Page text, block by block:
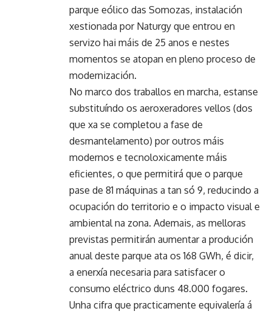
parque eólico das Somozas, instalación
xestionada por Naturgy que entrou en
servizo hai máis de 25 anos e nestes
momentos se atopan en pleno proceso de
modernización.
No marco dos traballos en marcha, estanse
substituíndo os aeroxeradores vellos (dos
que xa se completou a fase de
desmantelamento) por outros máis
modernos e tecnoloxicamente máis
eficientes, o que permitirá que o parque
pase de 81 máquinas a tan só 9, reducindo a
ocupación do territorio e o impacto visual e
ambiental na zona. Ademais, as melloras
previstas permitirán aumentar a produción
anual deste parque ata os 168 GWh, é dicir,
a enerxía necesaria para satisfacer o
consumo eléctrico duns 48.000 fogares.
Unha cifra que practicamente equivalería á